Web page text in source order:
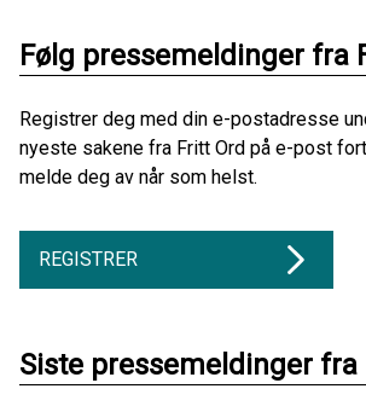
Følg pressemeldinger fra
Registrer deg med din e-postadresse
nyeste sakene fra Fritt Ord på e-post
melde deg av når som helst.
REGISTRER
Siste pressemeldinger fra